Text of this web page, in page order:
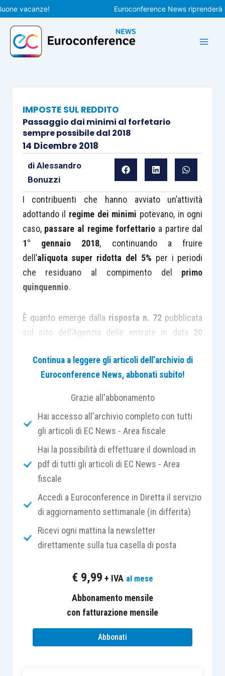
Vai
al
contenuto
Euroconference News riprenderà le
IMPOSTE SUL REDDITO
Passaggio dai minimi al forfetario
sempre possibile dal 2018
14 Dicembre 2018
di Alessandro
Bonuzzi
I contribuenti che hanno avviato un’attività
adottando il regime dei minimi potevano, in ogni
caso, passare al regime forfettario a partire dal
1° gennaio 2018, continuando a fruire
dell’aliquota super ridotta del 5% per i periodi
che residuano al compimento del primo
quinquennio.
È quanto emerge dalla risposta n. 72 pubblicata
sul sito dell’Agenzia delle entrate in data 20
Il caso oggetto di disamina riguarda un
nel 2014
“regime fiscale di vantaggio per l’imprenditoria
giovanile e lavoratori in mobilità” (cd. regime dei
minimi).
Avendone i requisiti chiede se può aderire, già
per l’anno 2018, alregime forfetariofruendo
dell’aliquota agevolata del 5% previsa per lestart-
il regime forfetario è stato
dalla190/2014con decorrenza dall’anno
2015;
l’avvento del nuovo regime, in un primo
Continua a leggere gli articoli dell’archivio di
Euroconference News, abbonati subito!
Grazie all'abbonamento
Hai accesso all'archivio completo con tutti
gli articoli di EC News - Area fiscale
Hai la possibilità di effettuare il download in
pdf di tutti gli articoli di EC News - Area
fiscale
Accedi a Euroconference in Diretta il servizio
di aggiornamento settimanale (in differita)
Ricevi ogni mattina la newsletter
direttamente sulla tua casella di posta
€ 9,99 + IVA al mese
Abbonamento mensile
con fatturazione mensile
Abbonati